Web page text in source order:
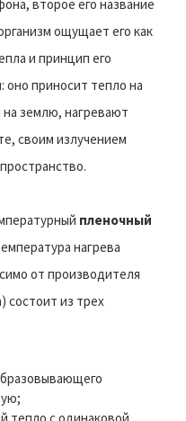
второе его название
ощущает его как
и принцип его
приносит тепло на
на землю, нагревают
своим излучением
пленочный
нагрева
от производителя
состоит из трех